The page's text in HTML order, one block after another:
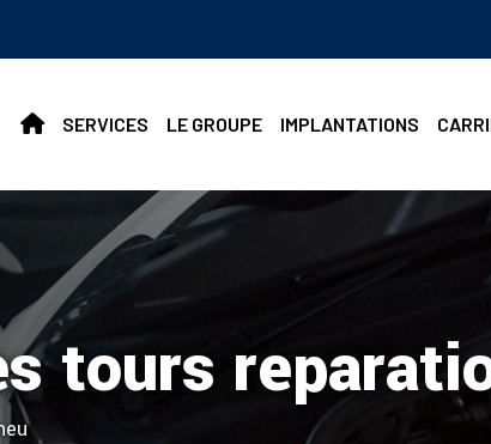
SERVICES LE GROUPE IMPLANTATIONS
tours